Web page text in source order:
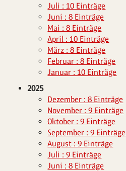
Juli : 10 Einträge
Juni : 8 Einträge
Mai : 8 Einträge
April : 10 Einträge
März : 8 Einträge
Februar : 8 Einträge
Januar : 10 Einträge
2025
Dezember : 8 Einträge
November : 9 Einträge
Oktober : 9 Einträge
September : 9 Einträge
August : 9 Einträge
Juli : 9 Einträge
Juni : 8 Einträge